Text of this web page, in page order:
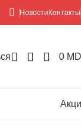
Новости Контакты
0